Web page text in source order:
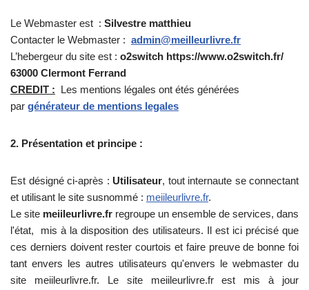
Le Webmaster est : Silvestre matthieu
Contacter le Webmaster : admin@meilleurlivre.fr
L’hebergeur du site est : o2switch https://www.o2switch.fr/
63000 Clermont Ferrand
CREDIT : Les mentions légales ont étés générées
par générateur de mentions legales
2. Présentation et principe :
Est désigné ci-après : Utilisateur, tout internaute se connectant
et utilisant le site susnommé : meiileurlivre.fr.
Le site meiileurlivre.fr regroupe un ensemble de services, dans
l'état, mis à la disposition des utilisateurs. Il est ici précisé que
ces derniers doivent rester courtois et faire preuve de bonne foi
tant envers les autres utilisateurs qu'envers le webmaster du
site meiileurlivre.fr. Le site meiileurlivre.fr est mis à jour